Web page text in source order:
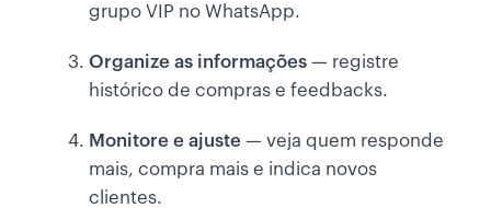
grupo VIP no WhatsApp.
Organize as informações — registre
histórico de compras e feedbacks.
Monitore e ajuste — veja quem responde
mais, compra mais e indica novos
clientes.